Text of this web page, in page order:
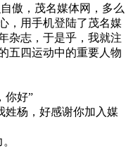
，茂名媒体网，多么
，用手机登陆了茂名媒
杂志，于是乎，我就注
五四运动中的重要人物
好”
杨，好感谢你加入媒